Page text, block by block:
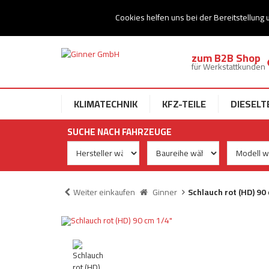
Cookies helfen uns bei der Bereitstellung
Ihr Speziallist für Dieseltechnik
zum B2B Shop
für Werkstattkunden
KLIMATECHNIK KFZ-TEILE
SUCHE NACH FAHRZEUGE
Weiter einkaufen Ginner Schlauch rot (HD)